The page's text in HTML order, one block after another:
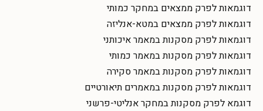
דוגמאות לפרק ממצאים במחקר כמותי
דוגמאות לפרק ממצאים במטא-אנליזה
דוגמאות לפרק מסקנות במאמר איכותני
דוגמאות לפרק מסקנות במאמר כמותי
דוגמאות לפרק מסקנות במאמר סקירה
דוגמאות לפרק מסקנות במאמרים תיאורטיים
דוגמא לפרק מסקנות במחקר אנליטי-פרשני